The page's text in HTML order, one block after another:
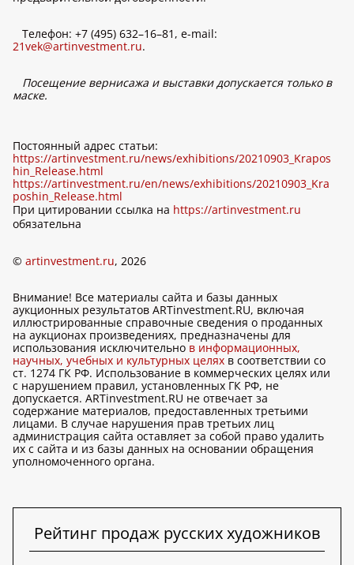
Телефон: +7 (495) 632–16–81, e-mail:
21vek@artinvestment.ru.
Посещение вернисажа и выставки допускается только в
маске.
Постоянный адрес статьи:
https://artinvestment.ru/news/exhibitions/20210903_Krapos
hin_Release.html
https://artinvestment.ru/en/news/exhibitions/20210903_Kra
poshin_Release.html
При цитировании ссылка на https://artinvestment.ru
обязательна
© artinvestment.ru, 2026
Внимание! Все материалы сайта и базы данных
аукционных результатов ARTinvestment.RU, включая
иллюстрированные справочные сведения о проданных
на аукционах произведениях, предназначены для
использования исключительно в информационных,
научных, учебных и культурных целях в соответствии со
ст. 1274 ГК РФ. Использование в коммерческих целях или
с нарушением правил, установленных ГК РФ, не
допускается. ARTinvestment.RU не отвечает за
содержание материалов, предоставленных третьими
лицами. В случае нарушения прав третьих лиц
администрация сайта оставляет за собой право удалить
их с сайта и из базы данных на основании обращения
уполномоченного органа.
Рейтинг продаж русских художников